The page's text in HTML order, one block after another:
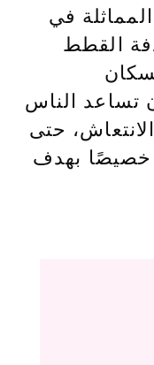
في
القطط
تساعد الناس
حتى
بهدف